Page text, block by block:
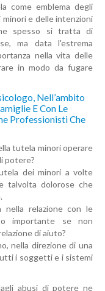
come emblema degli
e delle intenzioni
spesso si tratta di
ma data l'estrema
nella vita delle
in modo da fugare
Nell’ambito
E Con Le
Professionisti Che
tutela minori operare
potere?
dei minori a volte
talvolta dolorose che
nella relazione con le
importante se non
di aiuto?
nella direzione di una
i soggetti e i sistemi
abusi di potere ne